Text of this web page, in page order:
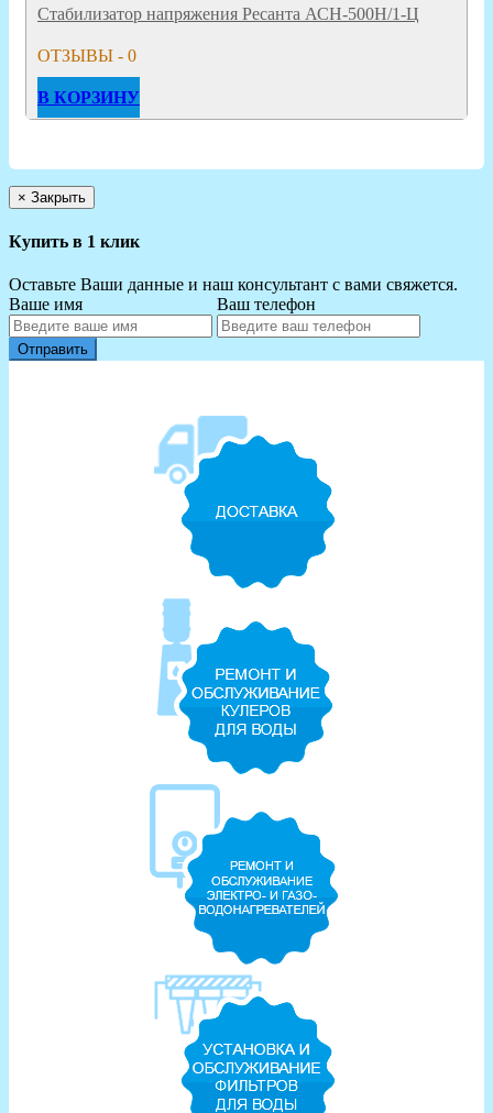
Стабилизатор напряжения Ресанта АСН-500Н/1-Ц
ОТЗЫВЫ - 0
В КОРЗИНУ
× Закрыть
Купить в 1 клик
Оставьте Ваши данные и наш консультант с вами свяжется.
Ваше имя
Ваш телефон
Отправить